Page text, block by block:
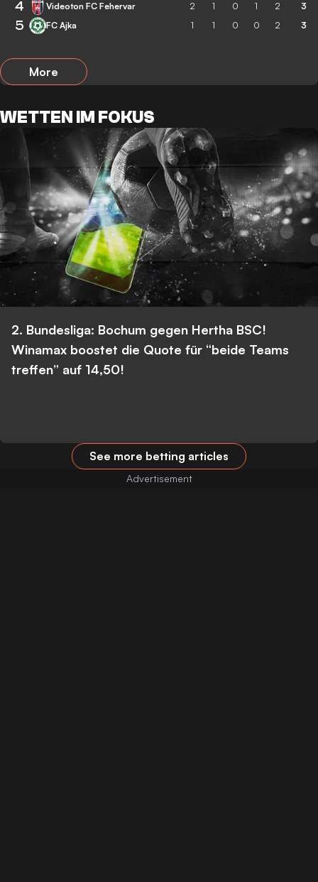
4 Videoton FC Fehervar 2 1 0 1 2 3
5 FC Ajka 1 1 0 0 2 3
More
WETTEN IM FOKUS
2. Bundesliga: Bochum gegen Hertha BSC!
Winamax boostet die Quote für “beide Teams
treffen” auf 14,50!
See more betting articles